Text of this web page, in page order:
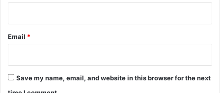
Email *
Save my name, email, and website in this browser for the next